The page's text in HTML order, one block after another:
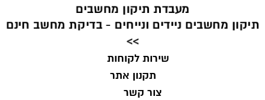
צור קשר
תקנון אתר
שירות לקוחות
מעבדת תיקון מחשבים
תיקון מחשבים ניידים ונייחים - בדיקת מחשב חינם
>>